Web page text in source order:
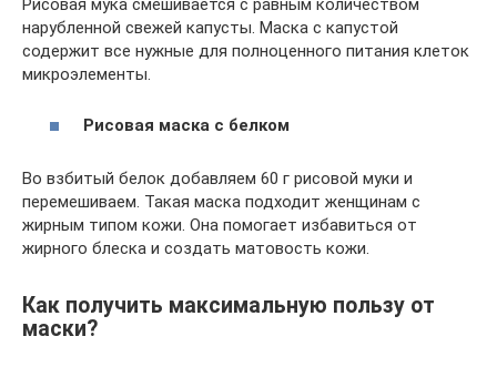
Рисовая мука смешивается с равным количеством
нарубленной свежей капусты. Маска с капустой
содержит все нужные для полноценного питания клеток
микроэлементы.
Рисовая маска с белком
Во взбитый белок добавляем 60 г рисовой муки и
перемешиваем. Такая маска подходит женщинам с
жирным типом кожи. Она помогает избавиться от
жирного блеска и создать матовость кожи.
Как получить максимальную пользу от
маски?